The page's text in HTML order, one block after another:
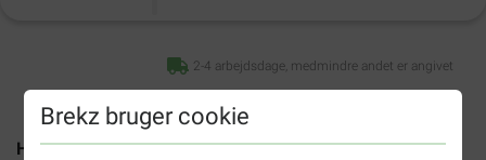
Brekz bruger cookie
2-4 arbejdsdage, medmindre andet er angivet
Hill's Prescription Diet K/D Kidney Career et komplet